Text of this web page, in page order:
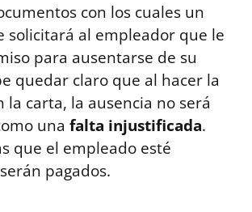
con los cuales un
solicitará al empleador que le
para ausentarse de su
quedar claro que al hacer la
la carta, la ausencia no será
una falta injustificada.
que el empleado esté
pagados.